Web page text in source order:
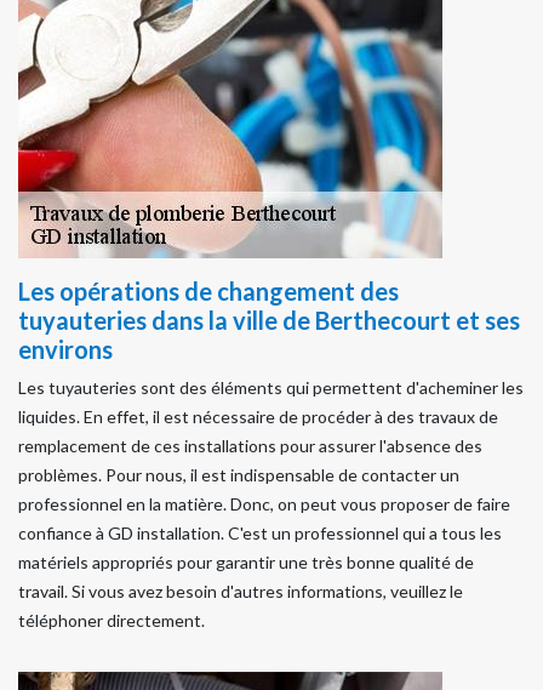
Les opérations de changement des
tuyauteries dans la ville de Berthecourt et ses
environs
Les tuyauteries sont des éléments qui permettent d'acheminer les
liquides. En effet, il est nécessaire de procéder à des travaux de
remplacement de ces installations pour assurer l'absence des
problèmes. Pour nous, il est indispensable de contacter un
professionnel en la matière. Donc, on peut vous proposer de faire
confiance à GD installation. C'est un professionnel qui a tous les
matériels appropriés pour garantir une très bonne qualité de
travail. Si vous avez besoin d'autres informations, veuillez le
téléphoner directement.